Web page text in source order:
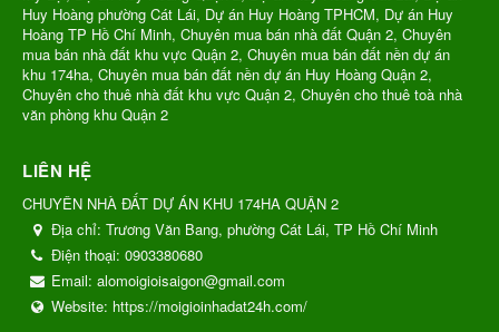
Huy Hoàng phường Cát Lái, Dự án Huy Hoàng TPHCM, Dự án Huy
Hoàng TP Hồ Chí Minh, Chuyên mua bán nhà đất Quận 2, Chuyên
mua bán nhà đất khu vực Quận 2, Chuyên mua bán đất nền dự án
khu 174ha, Chuyên mua bán đất nền dự án Huy Hoàng Quận 2,
Chuyên cho thuê nhà đất khu vực Quận 2, Chuyên cho thuê toà nhà
văn phòng khu Quận 2
LIÊN HỆ
CHUYÊN NHÀ ĐẤT DỰ ÁN KHU 174HA QUẬN 2
Địa chỉ: Trương Văn Bang, phường Cát Lái, TP Hồ Chí Minh
Điện thoại: 0903380680
Email: alomoigioisaigon@gmail.com
Website: https://moigioinhadat24h.com/